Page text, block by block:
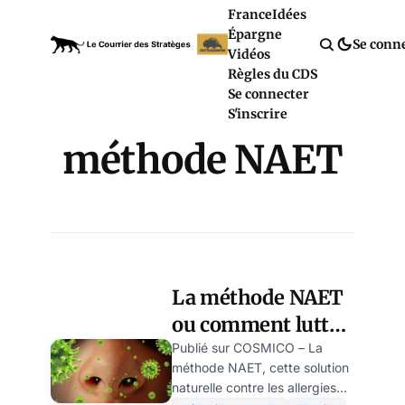
FranceIdées
Épargne
Vidéos
Règles du CDS
Se connecter
S'inscrire
Se
méthode NAET
La méthode NAET
ou comment lutter
naturellement
contre les allergies
Publié sur COSMICO – La
méthode NAET, cette solution
naturelle contre les allergies